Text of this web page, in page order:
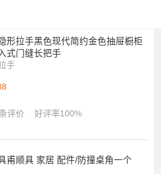
形拉手黑色现代简约金色抽屉橱柜
式门缝长把手
手
评价 好评率100%
甫顺具 家居 配件/防撞桌角一个